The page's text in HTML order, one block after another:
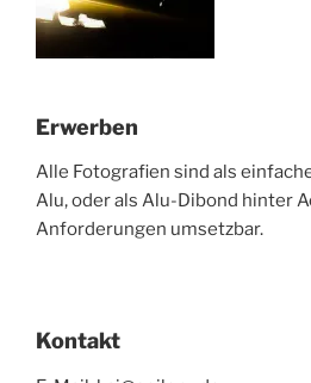
Erwerben
Alle Fotografien sind als
Alu, oder als Alu-Dibond hinter
Anforderungen umsetzbar.
Kontakt